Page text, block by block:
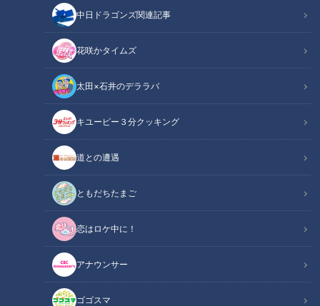
中日ドラゴンズ関連記事
花咲かタイムズ
太田×石井のデララバ
キユーピー３分クッキング
道との遭遇
ともだちたまご
恋はロケ中に！
アナウンサー
ゴゴスマ
夏目アナが笑ってくれるから話し手はどんどん笑わせたくなる。 #夏目
アナ #プロフィール #みてちょてれび
この記事の画像